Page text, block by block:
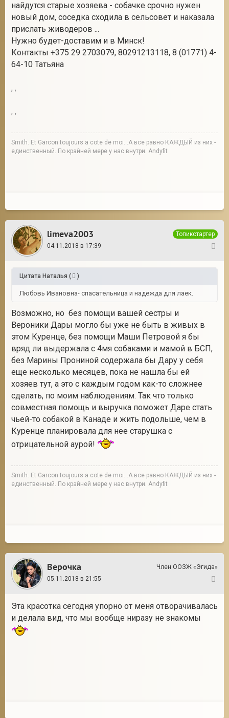
найдутся старые хозяева - собачке срочно нужен
новый дом, соседка сходила в сельсовет и наказала
прислать живодеров ...
Нужно будет-доставим и в Минск!
Контакты +375 29 2703079, 80291213118, 8 (01771) 4-
64-10 Татьяна
, ,
, ,
Smith. Et Garcon toujours a cote de moi...А все равно КАЖДЫЙ из них -
единственный. По крайней мере у нас внутри. Andyfit
limeva2003
Топикстартер
04.11.2018 в 17:39
Цитата Наталья ( )
Любовь Ивановна- спасательница и надежда для лаек.
Возможно, но без помощи вашей сестры и
Вероники Дары могло бы уже не быть в живых в
этом Куренце, без помощи Маши Петровой я бы
вряд ли выдержала с 4мя собаками и мамой в БСП,
без Марины Прониной содержала бы Дару у себя
еще несколько месяцев, пока не нашла бы ей
хозяев тут, а это с каждым годом как-то сложнее
сделать, по моим наблюдениям. Так что только
совместная помощь и выручка поможет Даре стать
чьей-то собакой в Канаде и жить подольше, чем в
Куренце планировала для нее старушка с
отрицательной аурой!
Smith. Et Garcon toujours a cote de moi...А все равно КАЖДЫЙ из них -
единственный. По крайней мере у нас внутри. Andyfit
Верочка
Член ООЗЖ «Эгида»
05.11.2018 в 21:55
Эта красотка сегодня упорно от меня отворачивалась
и делала вид, что мы вообще ниразу не знакомы